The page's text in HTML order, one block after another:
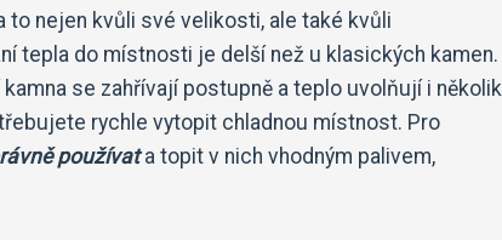
to nejen kvůli své velikosti, ale také kvůli
tepla do místnosti je delší než u klasických kamen.
se zahřívají postupně a teplo uvolňují i ​​několik
rychle vytopit chladnou místnost. Pro
používata topit v nich vhodným palivem,